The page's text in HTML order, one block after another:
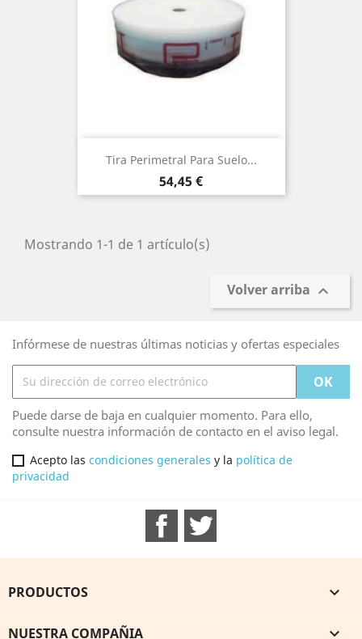
Tira Perimetral Para Suelo...
Precio
54,45 €
Mostrando 1-1 de 1 artículo(s)
Volver arriba 
Infórmese de nuestras últimas noticias y ofertas especiales
Puede darse de baja en cualquier momento. Para ello,
consulte nuestra información de contacto en el aviso legal.
Acepto las condiciones generales y la política de
privacidad
Facebook
PRODUCTOS 
NUESTRA COMPAÑIA 